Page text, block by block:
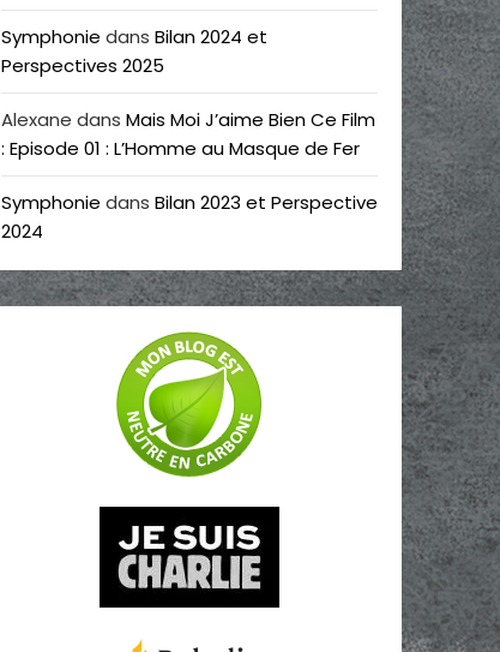
Symphonie dans Bilan 2024 et
Perspectives 2025
Alexane dans Mais Moi J’aime Bien Ce Film
: Episode 01 : L’Homme au Masque de Fer
Symphonie dans Bilan 2023 et Perspective
2024